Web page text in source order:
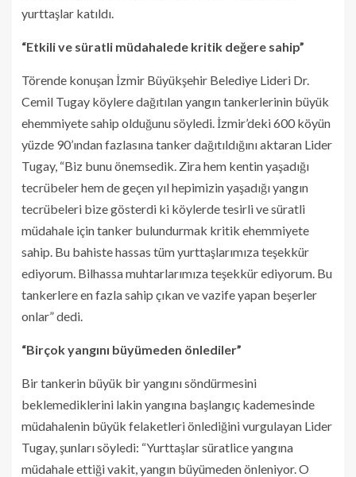
yurttaşlar katıldı.
“Etkili ve süratli müdahalede kritik değere sahip”
Törende konuşan İzmir Büyükşehir Belediye Lideri Dr.
Cemil Tugay köylere dağıtılan yangın tankerlerinin büyük
ehemmiyete sahip olduğunu söyledi. İzmir’deki 600 köyün
yüzde 90’ından fazlasına tanker dağıtıldığını aktaran Lider
Tugay, “Biz bunu önemsedik. Zira hem kentin yaşadığı
tecrübeler hem de geçen yıl hepimizin yaşadığı yangın
tecrübeleri bize gösterdi ki köylerde tesirli ve süratli
müdahale için tanker bulundurmak kritik ehemmiyete
sahip. Bu bahiste hassas tüm yurttaşlarımıza teşekkür
ediyorum. Bilhassa muhtarlarımıza teşekkür ediyorum. Bu
tankerlere en fazla sahip çıkan ve vazife yapan beşerler
onlar” dedi.
“Birçok yangını büyümeden önlediler”
Bir tankerin büyük bir yangını söndürmesini
beklemediklerini lakin yangına başlangıç kademesinde
müdahalenin büyük felaketleri önlediğini vurgulayan Lider
Tugay, şunları söyledi: “Yurttaşlar süratlice yangına
müdahale ettiği vakit, yangın büyümeden önleniyor. O